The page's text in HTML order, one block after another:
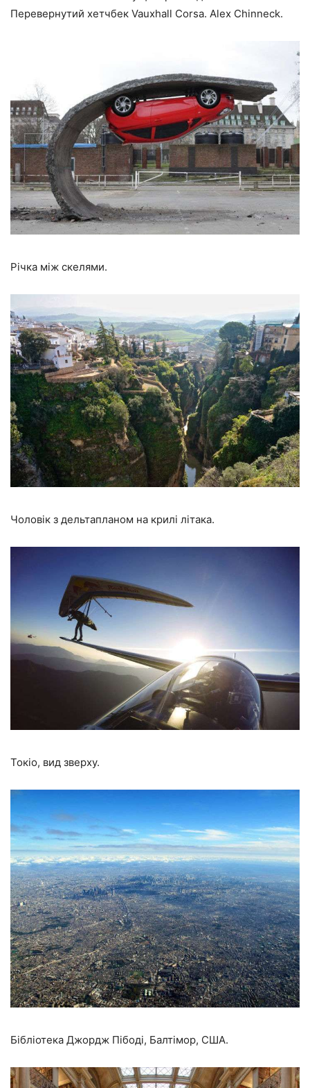
Перевернутий хетчбек Vauxhall Corsa. Alex Chinneck.
Річка між скелями.
Чоловік з дельтапланом на крилі літака.
Токіо, вид зверху.
Бібліотека Джордж Пібоді, Балтімор, США.